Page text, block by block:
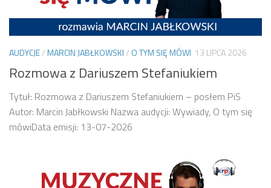
AUDYCJE/MARCIN JABŁKOWSKI/ O TYM SIĘ MÓWI 13 LIPCA 2026
Rozmowa z Dariuszem Stefaniukiem
Tytuł: Rozmowa z Dariuszem Stefaniukiem – posłem PiS
Autor: Marcin Jabłkowski Nazwa audycji: Wywiady, O tym się
mówiData emisji: 13-07-2026